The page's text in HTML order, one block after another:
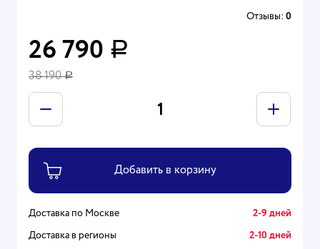
Отзывы: 0
26 790 Р
38 190Р
Доставка по Москве 2-9 дней
Доставка в регионы 2-10 дней